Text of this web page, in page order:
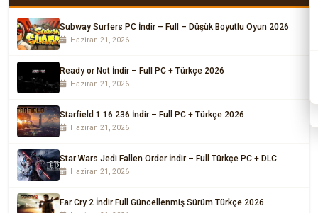
Subway Surfers PC İndir – Full – Düşük Boyutlu Oyun 2026
Haziran 21, 2026
Ready or Not İndir – Full PC + Türkçe 2026
Haziran 21, 2026
Starfield 1.16.236 İndir – Full PC + Türkçe 2026
Haziran 21, 2026
Star Wars Jedi Fallen Order İndir – Full Türkçe PC + DLC
Haziran 21, 2026
Far Cry 2 İndir Full Güncellenmiş Sürüm Türkçe 2026